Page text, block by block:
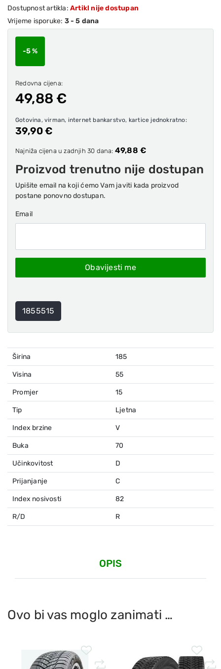
Dostupnost artikla: Artikl nije dostupan
Vrijeme isporuke: 3 - 5 dana
-5 %
Redovna cijena:
49,88 €
Gotovina, virman, internet bankarstvo, kartice jednokratno:
39,90 €
Najniža cijena u zadnjih 30 dana: 49,88 €
Proizvod trenutno nije dostupan
Upišite email na koji ćemo Vam javiti kada proizvod
postane ponovno dostupan.
Email
Obavijesti me
1855515
Širina 185
Visina 55
Promjer 15
Tip Ljetna
Index brzine V
Buka 70
Učinkovitost D
Prijanjanje C
Index nosivosti 82
R/D R
OPIS
Ovo bi vas moglo zanimati …